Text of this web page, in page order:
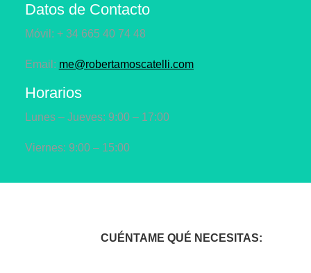
Datos de Contacto
Móvil: + 34 665 40 74 48
Email: me@robertamoscatelli.com
Horarios
Lunes – Jueves: 9:00 – 17:00
Viernes: 9:00 – 15:00
CUÉNTAME QUÉ NECESITAS: